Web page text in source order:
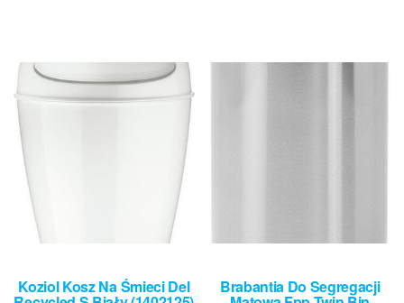
Koziol Kosz Na Śmieci Del Brabantia Do Segregacji